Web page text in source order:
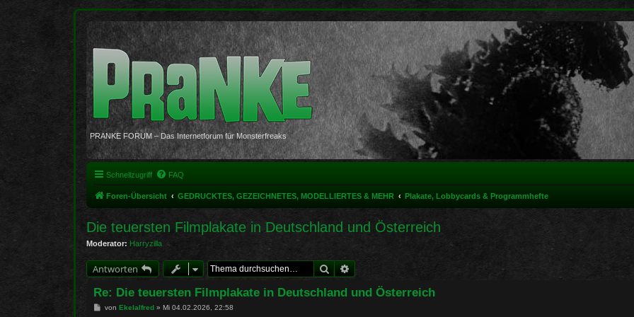
PRANKE FORUM – Das Internetforum für Monsterfreaks
Schnellzugriff FAQ
Foren-Übersicht GEDRUCKTES, GEZEICHNETES, MODELLIERTES & MEHR Plakate, Lobbycards & Programmhefte
Die teuersten Filmplakate in Deutschland und Österreich
Moderator: Harryzilla
Antworten Suche
Re: Die teuersten Filmplakate in Deutschland und Österreich
Bvon Ekelalfred» Mi 04.02.2026, 22:58